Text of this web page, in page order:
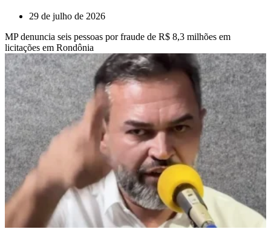
29 de julho de 2026
MP denuncia seis pessoas por fraude de R$ 8,3 milhões em
licitações em Rondônia